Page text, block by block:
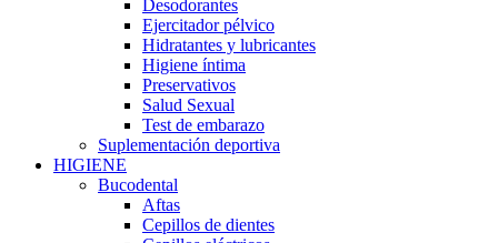
Desodorantes
Ejercitador pélvico
Hidratantes y lubricantes
Higiene íntima
Preservativos
Salud Sexual
Test de embarazo
Suplementación deportiva
HIGIENE
Bucodental
Aftas
Cepillos de dientes